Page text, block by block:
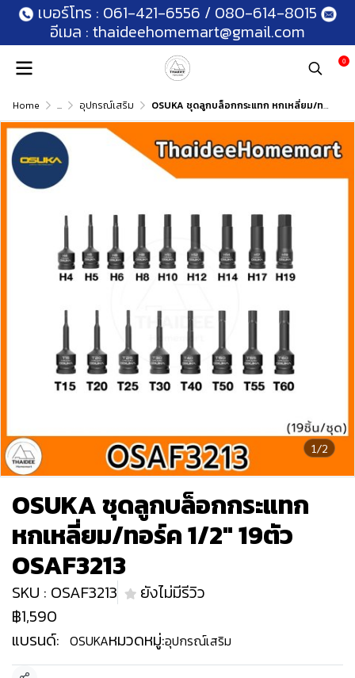
เบอร์โทร : 061-421-6556 / 080-614-8015
อีเมล : thaideehomemart@gmail.com
0
Home ... อุปกรณ์เสริม OSUKA ชุดลูกบล็อกกระแทก หกเหลี่ยม/ทอร์ค 1/2" 19ตัว OSAF3213
1/2
OSUKA ชุดลูกบล็อกกระแทก
หกเหลี่ยม/ทอร์ค 1/2" 19ตัว
OSAF3213
SKU : OSAF3213
ยังไม่มีรีวิว
฿1,590
แบรนด์: OSUKAหมวดหมู่:อุปกรณ์เสริม